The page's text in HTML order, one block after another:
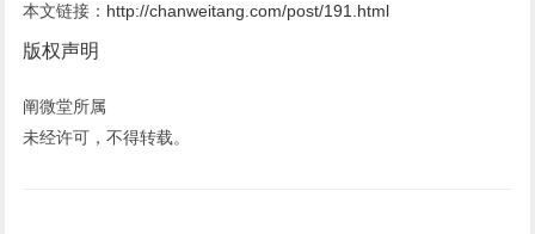
本文链接： http://chanweitang.com/post/191.html
版权声明
阐微堂所属
未经许可，不得转载。